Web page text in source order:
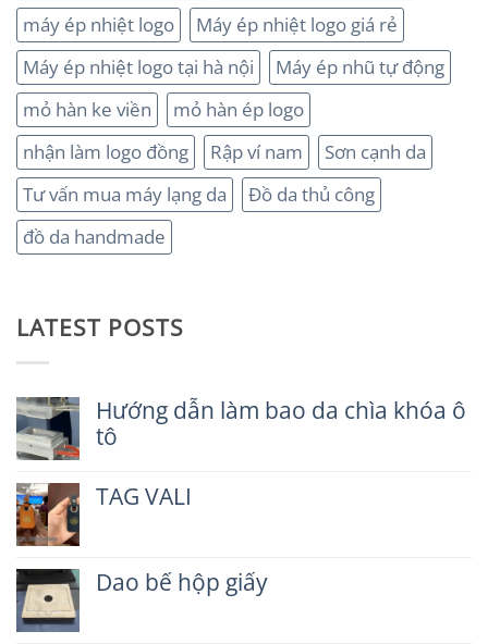
máy ép nhiệt logo
Máy ép nhiệt logo giá rẻ
Máy ép nhiệt logo tại hà nội
Máy ép nhũ tự động
mỏ hàn ke viền
mỏ hàn ép logo
nhận làm logo đồng
Rập ví nam
Sơn cạnh da
Tư vấn mua máy lạng da
Đồ da thủ công
đồ da handmade
LATEST POSTS
Hướng dẫn làm bao da chìa khóa ô
tô
bình
dẫn
làm
TAG VALI
luận
ở
Dao bế hộp giấy